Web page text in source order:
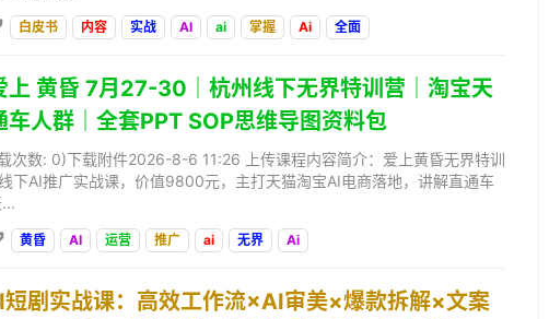
白皮书 内容 实战 AI ai 掌握 Ai 全面
上 黄昏 7月27-30｜杭州线下无界特训营｜淘宝天
人群｜全套PPT SOP思维导图资料包
次数: 0)下载附件2026-8-6 11:26 上传课程内容简介：爱上黄昏无界特训
下AI推广实战课，价值9800元，主打天猫淘宝AI电商落地，讲解直通车
黄昏 AI 运营 推广 ai 无界 Ai
短剧实战课：高效工作流×AI审美×爆款拆解×文案